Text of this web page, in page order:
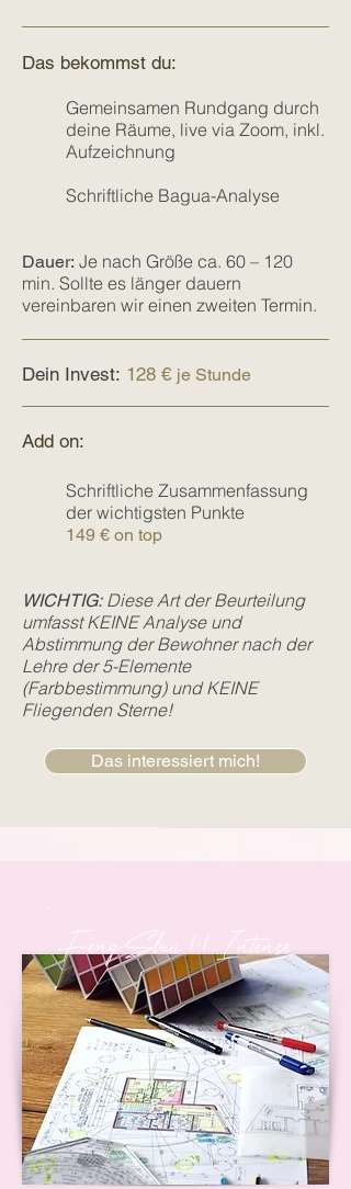
zu den entsprechenden Bagua-
Bereichen.
min.) durch dein Zuhause. Gerne
auch einige Fotos von deinen
Zur Bestimmung der einzelnen
Bagua-Segmente benötige ich von
Haustüre, die sog. "Blickrichtung"
aus der die Energie in dein Zuhause
fließt.
Plan ausreichend.
Segmente des Kompass-Bagua
einzeichnen.
Du überlegst dir max. zwei
die du bearbeiten bzw. aktivieren
möchtest.
Das bekommst du:
Gemeinsamen Rundgang durch
deine Räume, live via Zoom, inkl.
Aufzeichnung
Schriftliche Bagua-Analyse
Dauer: Je nach Größe ca. 60 – 120
min. Sollte es länger dauern
vereinbaren wir einen zweiten Termin.
Dein Invest: 128 € je Stunde
Add on:
Schriftliche Zusammenfassung
der wichtigsten Punkte
149 € on top
WICHTIG: Diese Art der Beurteilung
umfasst KEINE Analyse und
Abstimmung der Bewohner nach der
Lehre der 5-Elemente
(Farbbestimmung) und KEINE
Fliegenden Sterne!
Das interessiert mich!
Feng Shui 1:1 Intense